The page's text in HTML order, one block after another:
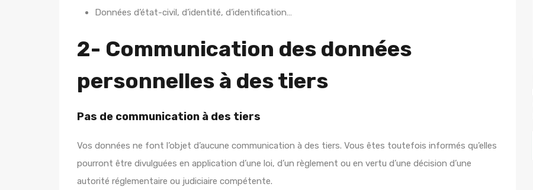
Données d’état-civil, d’identité, d’identification…
2- Communication des données
personnelles à des tiers
Pas de communication à des tiers
Vos données ne font l’objet d’aucune communication à des tiers. Vous êtes toutefois informés qu’elles
pourront être divulguées en application d’une loi, d’un règlement ou en vertu d’une décision d’une
autorité réglementaire ou judiciaire compétente.